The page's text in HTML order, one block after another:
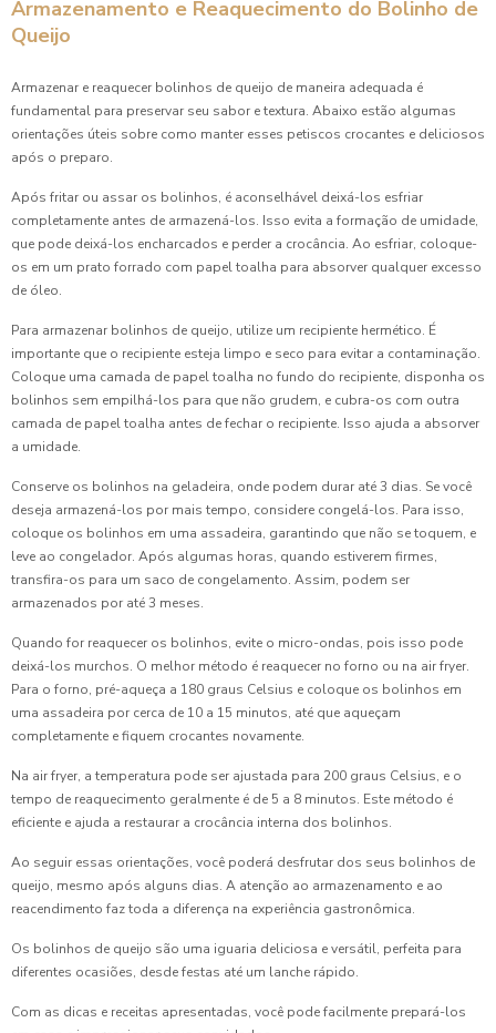
Armazenamento e Reaquecimento do Bolinho de
Queijo
Armazenar e reaquecer bolinhos de queijo de maneira adequada é
fundamental para preservar seu sabor e textura. Abaixo estão algumas
orientações úteis sobre como manter esses petiscos crocantes e deliciosos
após o preparo.
Após fritar ou assar os bolinhos, é aconselhável deixá-los esfriar
completamente antes de armazená-los. Isso evita a formação de umidade,
que pode deixá-los encharcados e perder a crocância. Ao esfriar, coloque-
os em um prato forrado com papel toalha para absorver qualquer excesso
de óleo.
Para armazenar bolinhos de queijo, utilize um recipiente hermético. É
importante que o recipiente esteja limpo e seco para evitar a contaminação.
Coloque uma camada de papel toalha no fundo do recipiente, disponha os
bolinhos sem empilhá-los para que não grudem, e cubra-os com outra
camada de papel toalha antes de fechar o recipiente. Isso ajuda a absorver
a umidade.
Conserve os bolinhos na geladeira, onde podem durar até 3 dias. Se você
deseja armazená-los por mais tempo, considere congelá-los. Para isso,
coloque os bolinhos em uma assadeira, garantindo que não se toquem, e
leve ao congelador. Após algumas horas, quando estiverem firmes,
transfira-os para um saco de congelamento. Assim, podem ser
armazenados por até 3 meses.
Quando for reaquecer os bolinhos, evite o micro-ondas, pois isso pode
deixá-los murchos. O melhor método é reaquecer no forno ou na air fryer.
Para o forno, pré-aqueça a 180 graus Celsius e coloque os bolinhos em
uma assadeira por cerca de 10 a 15 minutos, até que aqueçam
completamente e fiquem crocantes novamente.
Na air fryer, a temperatura pode ser ajustada para 200 graus Celsius, e o
tempo de reaquecimento geralmente é de 5 a 8 minutos. Este método é
eficiente e ajuda a restaurar a crocância interna dos bolinhos.
Ao seguir essas orientações, você poderá desfrutar dos seus bolinhos de
queijo, mesmo após alguns dias. A atenção ao armazenamento e ao
reacendimento faz toda a diferença na experiência gastronômica.
Os bolinhos de queijo são uma iguaria deliciosa e versátil, perfeita para
diferentes ocasiões, desde festas até um lanche rápido.
Com as dicas e receitas apresentadas, você pode facilmente prepará-los